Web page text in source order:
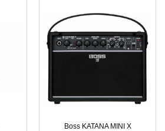
Boss KATANA MINI X